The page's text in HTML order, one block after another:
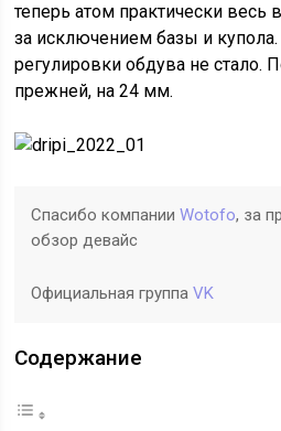
теперь атом практически весь
за исключением базы и
регулировки обдува не стало.
прежней, на 24 мм.
Спасибо компанииWotofo, за
обзор девайс
Официальная группаVK
Содержание